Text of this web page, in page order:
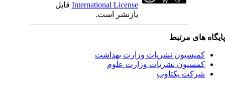
International Licenseقابل
بازنشر است.
های مرتبط
کمیسیون نشریات وزارت بهداشت
کمسیون نشریات وزارت علوم
شرکت یکتاوب